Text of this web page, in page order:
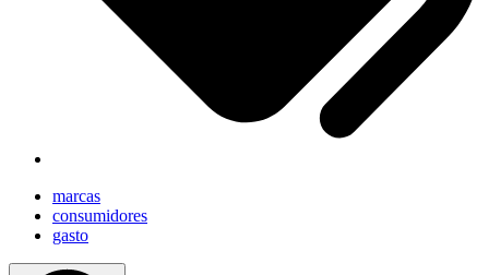
marcas
consumidores
gasto